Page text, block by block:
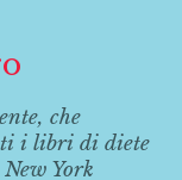
che
i libri di diete
York